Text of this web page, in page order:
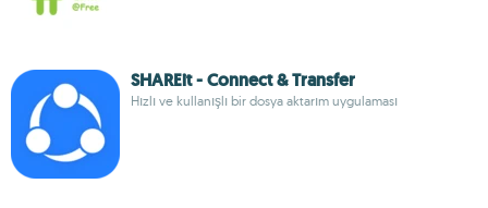
SHAREit - Connect & Transfer
Hızlı ve kullanışlı bir dosya aktarım uygulaması